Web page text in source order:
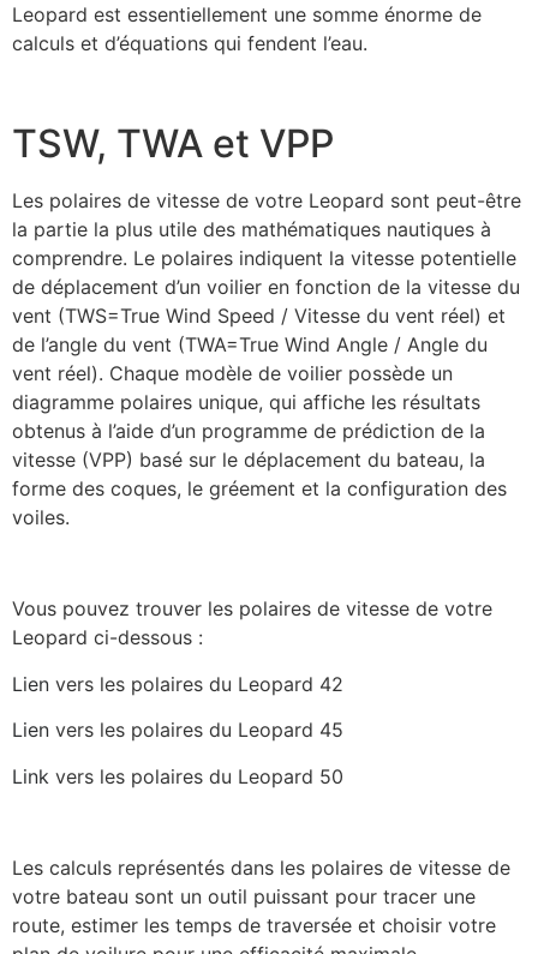
Leopard est essentiellement une somme énorme de
calculs et d’équations qui fendent l’eau.
TSW, TWA et VPP
Les polaires de vitesse de votre Leopard sont peut-être
la partie la plus utile des mathématiques nautiques à
comprendre. Le polaires indiquent la vitesse potentielle
de déplacement d’un voilier en fonction de la vitesse du
vent (TWS=True Wind Speed / Vitesse du vent réel) et
de l’angle du vent (TWA=True Wind Angle / Angle du
vent réel). Chaque modèle de voilier possède un
diagramme polaires unique, qui affiche les résultats
obtenus à l’aide d’un programme de prédiction de la
vitesse (VPP) basé sur le déplacement du bateau, la
forme des coques, le gréement et la configuration des
voiles.
Vous pouvez trouver les polaires de vitesse de votre
Leopard ci-dessous :
Lien vers les polaires du Leopard 42
Lien vers les polaires du Leopard 45
Link vers les polaires du Leopard 50
Les calculs représentés dans les polaires de vitesse de
votre bateau sont un outil puissant pour tracer une
route, estimer les temps de traversée et choisir votre